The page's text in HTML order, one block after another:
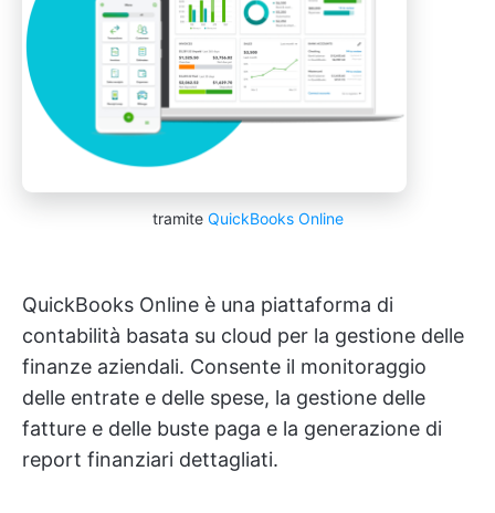
tramite QuickBooks Online
QuickBooks Online è una piattaforma di
contabilità basata su cloud per la gestione delle
finanze aziendali. Consente il monitoraggio
delle entrate e delle spese, la gestione delle
fatture e delle buste paga e la generazione di
report finanziari dettagliati.